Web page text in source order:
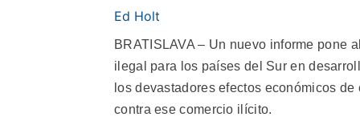
Ed Holt
BRATISLAVA – Un nuevo informe pone
ilegal para los países del Sur en
los devastadores efectos económicos
contra ese comercio ilícito.